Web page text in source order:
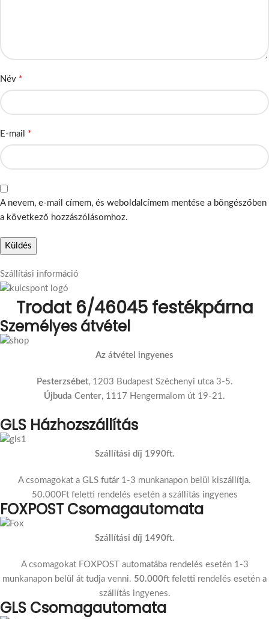
Név *
E-mail *
A nevem, e-mail címem, és weboldalcímem mentése a böngészőben
a következő hozzászólásomhoz.
Szállítási információ
Trodat 6/46045 festékpárna
Személyes átvétel
Az átvétel ingyenes
Pesterzsébet, 1203 Budapest Széchenyi utca 3-5.
Újbuda Center, 1117 Hengermalom út 19-21.
GLS Házhozszállítás
Szállítási díj 1990ft.
A csomagokat a GLS futár 1-3 munkanapon belül kiszállítja.
50.000Ft feletti rendelés esetén a szállítás ingyenes
FOXPOST Csomagautomata
Szállítási díj 1490ft.
A csomagokat FOXPOST automatába rendelés esetén 1-3
munkanapon belül át tudja venni. 50.000ft feletti rendelés esetén a
szállítás ingyenes.
GLS Csomagautomata